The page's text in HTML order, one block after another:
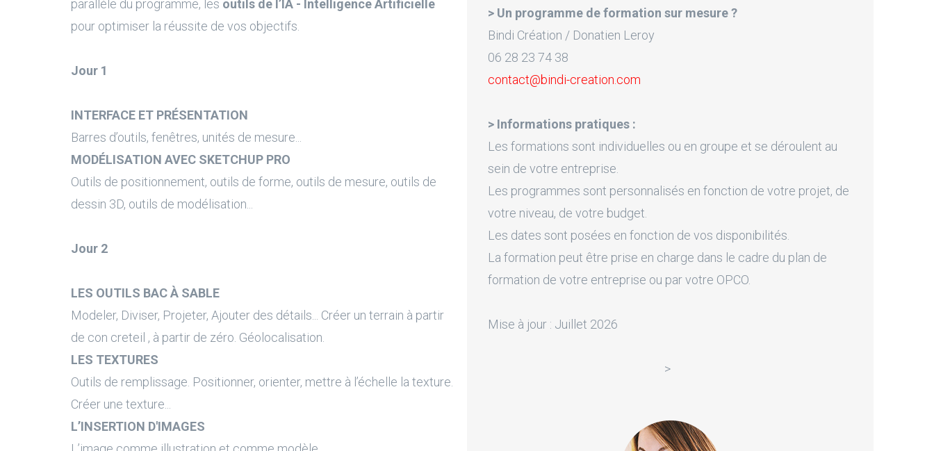
parallèle du programme, les outils de l’IA - Intelligence Artificielle
pour optimiser la réussite de vos objectifs.
Jour 1
INTERFACE ET PRÉSENTATION
Barres d’outils, fenêtres, unités de mesure...
MODÉLISATION AVEC SKETCHUP PRO
Outils de positionnement, outils de forme, outils de mesure, outils de
dessin 3D, outils de modélisation...
Jour 2
LES OUTILS BAC À SABLE
Modeler, Diviser, Projeter, Ajouter des détails... Créer un terrain à partir
de con creteil , à partir de zéro. Géolocalisation.
LES TEXTURES
Outils de remplissage. Positionner, orienter, mettre à l’échelle la texture.
Créer une texture...
L’INSERTION D'IMAGES
> Un programme de formation sur mesure ?
Bindi Création / Donatien Leroy
06 28 23 74 38
contact@bindi-creation.com
> Informations pratiques :
Les formations sont individuelles ou en groupe et se déroulent au
sein de votre entreprise.
Les programmes sont personnalisés en fonction de votre projet, de
votre niveau, de votre budget.
Les dates sont posées en fonction de vos disponibilités.
La formation peut être prise en charge dans le cadre du plan de
formation de votre entreprise ou par votre OPCO.
Mise à jour : Juillet 2026
>